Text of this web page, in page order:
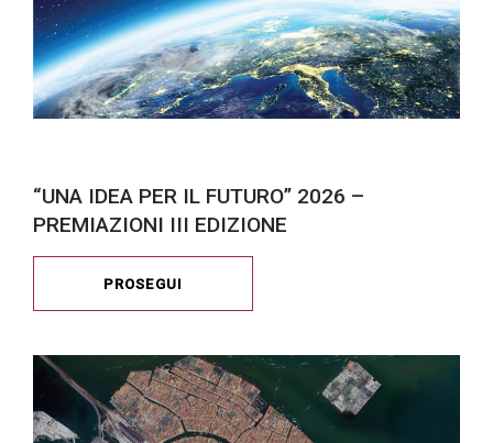
“UNA IDEA PER IL FUTURO” 2026 –
PREMIAZIONI III EDIZIONE
PROSEGUI